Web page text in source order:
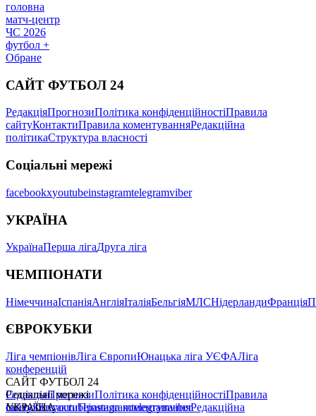
головна
матч-центр
ЧС 2026
футбол +
Обране
САЙТ ФУТБОЛ 24
РедакціяПрогнозиПолітика конфіденційностіПравила
сайтуКонтактиПравила коментуванняРедакційна
політикаСтруктура власності
Соціальні мережі
facebookxyoutubeinstagramtelegramviber
УКРАЇНА
УкраїнаПерша лігаДруга ліга
ЧЕМПІОНАТИ
НімеччинаІспаніяАнгліяІталіяБельгіяМЛСНідерландиФранція
ЄВРОКУБКИ
Ліга чемпіонівЛіга ЄвропиЮнацька ліга УЄФАЛіга
конференцій
САЙТ ФУТБОЛ 24
РедакціяПрогнозиПолітика конфіденційностіПравила
сайтуКонтактиПравила коментуванняРедакційна
Соціальні мережі
facebookxyoutubeinstagramtelegramviber
УКРАЇНА